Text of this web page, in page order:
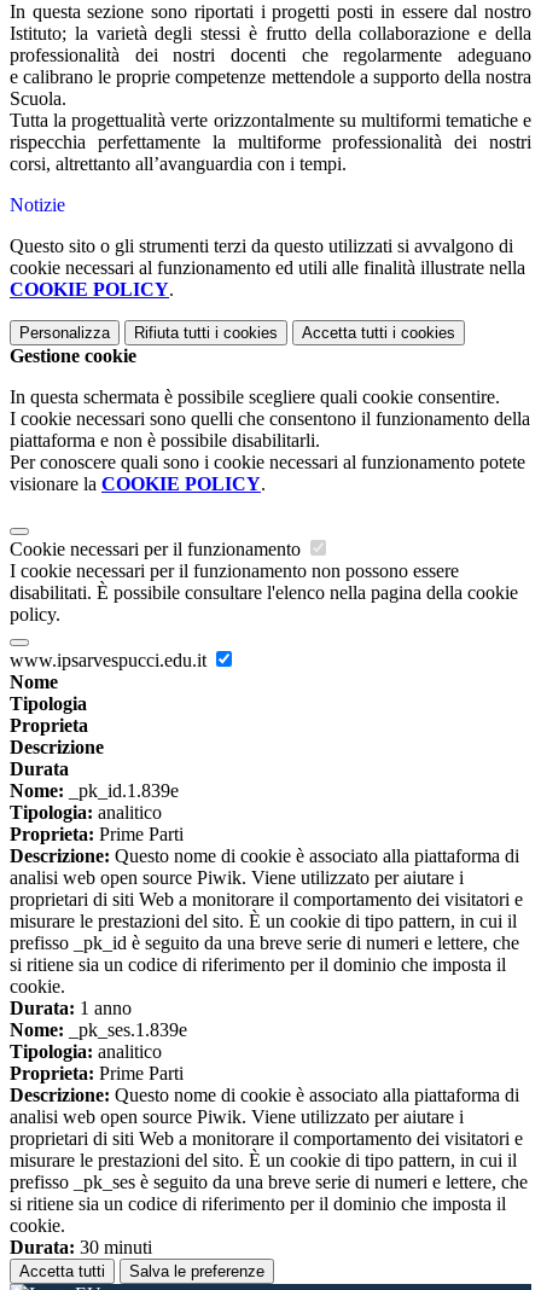
In questa sezione sono riportati i progetti posti in essere dal nostro
Istituto; la varietà degli stessi è frutto della collaborazione e della
professionalità dei nostri docenti che regolarmente adeguano
e calibrano le proprie competenze mettendole a supporto della nostra
Scuola.
Tutta la progettualità verte orizzontalmente su multiformi tematiche e
rispecchia perfettamente la multiforme professionalità dei nostri
corsi, altrettanto all’avanguardia con i tempi.
Notizie
Questo sito o gli strumenti terzi da questo utilizzati si avvalgono di
cookie necessari al funzionamento ed utili alle finalità illustrate nella
COOKIE POLICY.
Personalizza Rifiuta tutti i cookies Accetta tutti i cookies
Gestione cookie
In questa schermata è possibile scegliere quali cookie consentire.
I cookie necessari sono quelli che consentono il funzionamento della
piattaforma e non è possibile disabilitarli.
Per conoscere quali sono i cookie necessari al funzionamento potete
visionare la COOKIE POLICY.
Cookie necessari per il funzionamento
I cookie necessari per il funzionamento non possono essere
disabilitati. È possibile consultare l'elenco nella pagina della cookie
policy.
www.ipsarvespucci.edu.it
Nome
Tipologia
Proprieta
Descrizione
Durata
Nome: _pk_id.1.839e
Tipologia: analitico
Proprieta: Prime Parti
Descrizione: Questo nome di cookie è associato alla piattaforma di
analisi web open source Piwik. Viene utilizzato per aiutare i
proprietari di siti Web a monitorare il comportamento dei visitatori e
misurare le prestazioni del sito. È un cookie di tipo pattern, in cui il
prefisso _pk_id è seguito da una breve serie di numeri e lettere, che
si ritiene sia un codice di riferimento per il dominio che imposta il
cookie.
Durata: 1 anno
Nome: _pk_ses.1.839e
Tipologia: analitico
Proprieta: Prime Parti
Descrizione: Questo nome di cookie è associato alla piattaforma di
analisi web open source Piwik. Viene utilizzato per aiutare i
proprietari di siti Web a monitorare il comportamento dei visitatori e
misurare le prestazioni del sito. È un cookie di tipo pattern, in cui il
prefisso _pk_ses è seguito da una breve serie di numeri e lettere, che
si ritiene sia un codice di riferimento per il dominio che imposta il
cookie.
Durata: 30 minuti
Accetta tutti Salva le preferenze